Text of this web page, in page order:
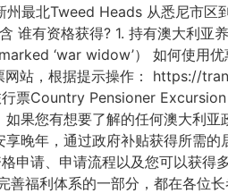
州最北Tweed Heads 从悉尼市
谁有资格获得? 1. 持有澳大利
‘war widow’） 如何使用
网站，根据提示操作： https://
票Country Pensioner
果您有想要了解的任何澳大利
晚年，通过政府补贴获得所需
申请、申请流程以及您可以获
善福利体系的一部分，都在各位